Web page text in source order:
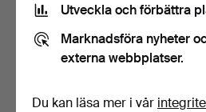
Skapa
Utveckla och förbättra
Marknadsföra nyheter
externa webbplatser.
Du kan läsa mer i vår